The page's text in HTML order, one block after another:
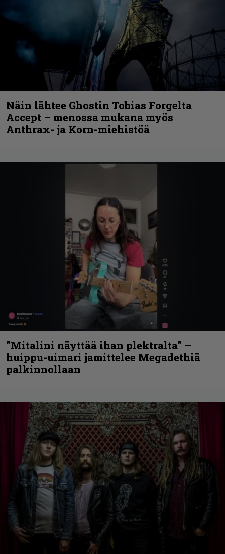
Näin lähtee Ghostin Tobias Forgelta
Accept – menossa mukana myös
Anthrax- ja Korn-miehistöä
”Mitalini näyttää ihan plektralta” –
huippu-uimari jamittelee Megadethiä
palkinnollaan